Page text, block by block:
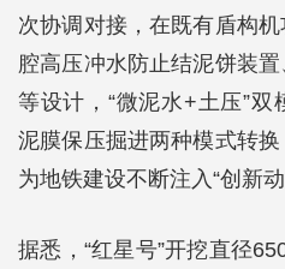
次协调对接，在既有盾构
腔高压冲水防止结泥饼装
等设计，“微泥水+土压”双
泥膜保压掘进两种模式转
为地铁建设不断注入“创新动
据悉，“红星号”开挖直径